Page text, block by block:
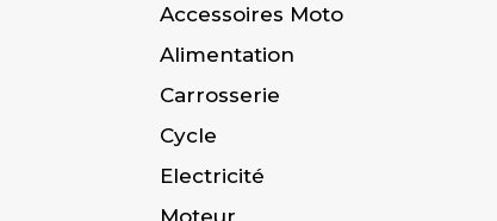
Accessoires Moto
Alimentation
Carrosserie
Cycle
Electricité
Moteur